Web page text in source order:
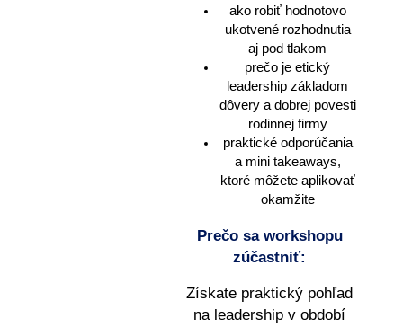
ako robiť hodnotovo
ukotvené rozhodnutia
aj pod tlakom
prečo je etický
leadership základom
dôvery a dobrej povesti
rodinnej firmy
praktické odporúčania
a mini takeaways,
ktoré môžete aplikovať
okamžite
Prečo sa workshopu
zúčastniť:
Získate praktický pohľad
na leadership v období